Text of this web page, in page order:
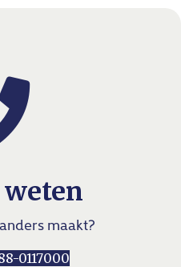
maakt?
0117000